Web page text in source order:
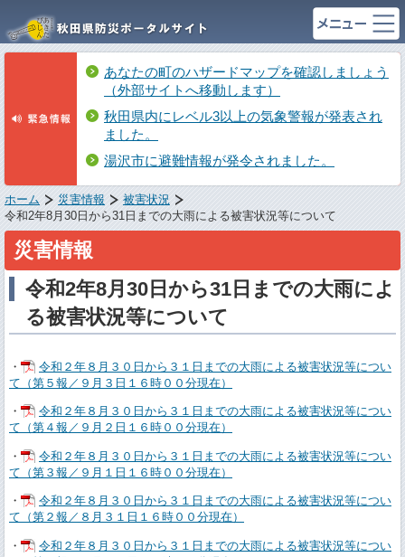
あなたの町のハザードマップを確認しましょう
（外部サイトへ移動します）
秋田県内にレベル3以上の気象警報が発表され
ました。
湯沢市に避難情報が発令されました。
ホーム 災害情報
被害状況
令和2年8月30日から31日までの大雨による被害状況等について
災害情報
令和2年8月30日から31日までの大雨によ
る被害状況等について
・
令和２年８月３０日から３１日までの大雨による被害状況等につい
て（第５報／９月３日１６時００分現在）
・
令和２年８月３０日から３１日までの大雨による被害状況等につい
て（第４報／９月２日１６時００分現在）
・
令和２年８月３０日から３１日までの大雨による被害状況等につい
て（第３報／９月１日１６時００分現在）
・
令和２年８月３０日から３１日までの大雨による被害状況等につい
て（第２報／８月３１日１６時００分現在）
・
令和２年８月３０日から３１日までの大雨による被害状況等につい